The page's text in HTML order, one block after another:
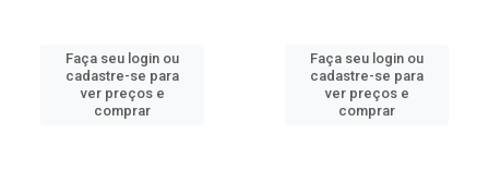
Faça seu login ou
cadastre-se para
ver preços e
comprar
Faça seu login ou
cadastre-se para
ver preços e
comprar